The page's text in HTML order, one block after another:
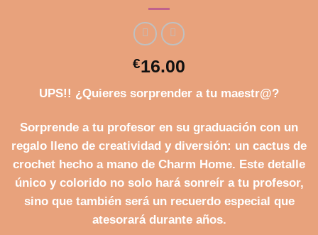
€16.00
UPS!! ¿Quieres sorprender a tu maestr@?
Sorprende a tu profesor en su graduación con un
regalo lleno de creatividad y diversión: un cactus de
crochet hecho a mano de Charm Home. Este detalle
único y colorido no solo hará sonreír a tu profesor,
sino que también será un recuerdo especial que
atesorará durante años.